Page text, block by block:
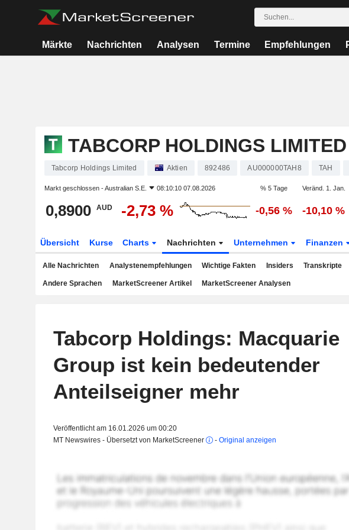
Märkte Nachrichten Analysen Termine Empfehlungen
TABCORP HOLDINGS LIMITED
Tabcorp Holdings Limited Aktien 892486 AU000000TAH8 TAH
Markt geschlossen -Australian S.E. 08:10:10 07.08.2026 % 5 Tage Veränd. 1. Jan.
0,8900 AUD -2,73 % -0,56 % -10,10 %
Übersicht Kurse Charts Nachrichten Unternehmen Finanzen
Alle Nachrichten Analystenempfehlungen Wichtige Fakten Insiders Transkripte
Andere Sprachen MarketScreener Artikel MarketScreener Analysen
Tabcorp Holdings: Macquarie
Group ist kein bedeutender
Anteilseigner mehr
Veröffentlicht am 16.01.2026 um 00:20
MT Newswires - Übersetzt von MarketScreener
- Original anzeigen